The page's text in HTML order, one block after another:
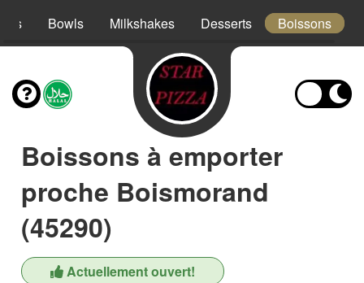
Bowls Milkshakes Desserts Boissons
Boissons à emporter
proche Boismorand
(45290)
Actuellement ouvert!